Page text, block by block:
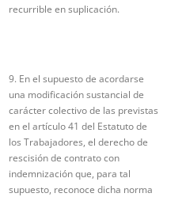
recurrible en suplicación.
9. En el supuesto de acordarse
una modificación sustancial de
carácter colectivo de las previstas
en el artículo 41 del Estatuto de
los Trabajadores, el derecho de
rescisión de contrato con
indemnización que, para tal
supuesto, reconoce dicha norma